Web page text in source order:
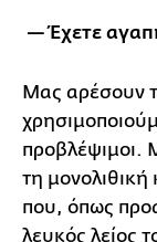
— Έχετε
Μας αρέσουν
προβλέψιμοι.
τη
που, όπως
λευκός λείος